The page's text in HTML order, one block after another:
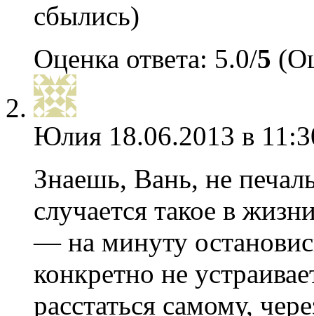
сбылись)
Оценка ответа: 5.0/5
Юлия 18.06.2013 в
Знаешь, Вань, не
случается такое в
— на минуту
конкретно не
расстаться самому,